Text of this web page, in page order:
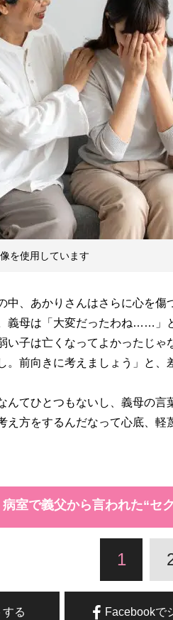
を使用しています
、あかりさんはさらに心を傷
義母は「大変だったわね……」
い子は亡くなってよかったじ
。前向きに考えましょう」と、
んてひとつもないし、義母の
え方をするんだなって心底、軽
病室で義父から言われた“セ
1
Facebookで
る